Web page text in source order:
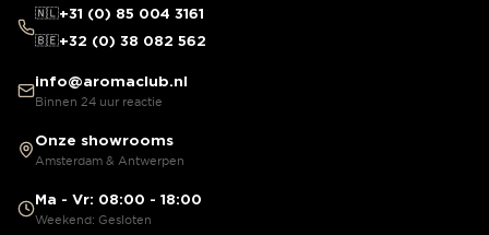
🇳🇱+31 (0) 85 004 3161
🇧🇪+32 (0) 38 082 562
info@aromaclub.nl
Binnen 24 uur reactie
Onze showrooms
Amsterdam & Antwerpen
Ma - Vr: 08:00 - 18:00
Weekend: Gesloten